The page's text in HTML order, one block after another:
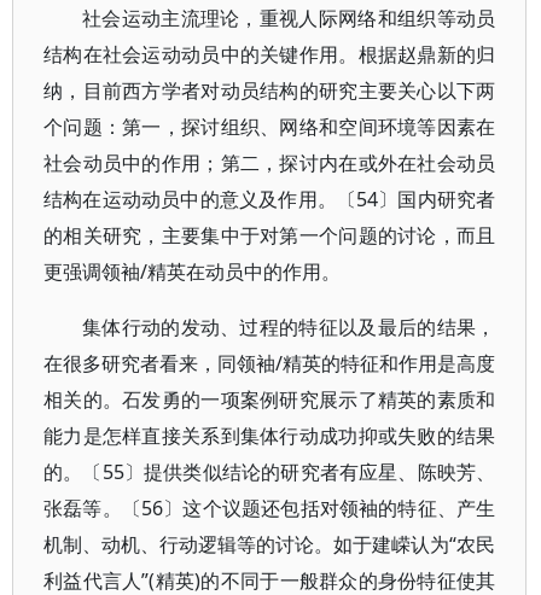
社会运动主流理论，重视人际网络和组织等动员
结构在社会运动动员中的关键作用。根据赵鼎新的归
纳，目前西方学者对动员结构的研究主要关心以下两
个问题：第一，探讨组织、网络和空间环境等因素在
社会动员中的作用；第二，探讨内在或外在社会动员
结构在运动动员中的意义及作用。〔54〕国内研究者
的相关研究，主要集中于对第一个问题的讨论，而且
更强调领袖/精英在动员中的作用。
集体行动的发动、过程的特征以及最后的结果，
在很多研究者看来，同领袖/精英的特征和作用是高度
相关的。石发勇的一项案例研究展示了精英的素质和
能力是怎样直接关系到集体行动成功抑或失败的结果
的。〔55〕提供类似结论的研究者有应星、陈映芳、
张磊等。〔56〕这个议题还包括对领袖的特征、产生
机制、动机、行动逻辑等的讨论。如于建嵘认为“农民
利益代言人”(精英)的不同于一般群众的身份特征使其